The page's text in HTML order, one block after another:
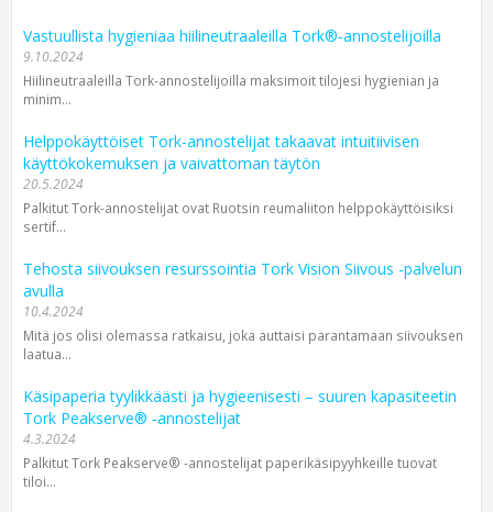
Vastuullista hygieniaa hiilineutraaleilla Tork®‑annostelijoilla
9.10.2024
Hiilineutraaleilla Tork-annostelijoilla maksimoit tilojesi hygienian ja
minim...
Helppokäyttöiset Tork-annostelijat takaavat intuitiivisen
käyttökokemuksen ja vaivattoman täytön
20.5.2024
Palkitut Tork-annostelijat ovat Ruotsin reumaliiton helppokäyttöisiksi
sertif...
Tehosta siivouksen resurssointia Tork Vision Siivous -palvelun
avulla
10.4.2024
Mitä jos olisi olemassa ratkaisu, joka auttaisi parantamaan siivouksen
laatua...
Käsipaperia tyylikkäästi ja hygieenisesti – suuren kapasiteetin
Tork Peakserve® ‑annostelijat
4.3.2024
Palkitut Tork Peakserve® -annostelijat paperi­käsipyyhkeille tuovat
tiloi...